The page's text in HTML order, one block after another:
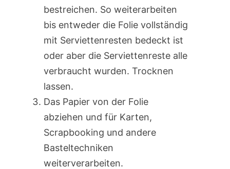
bestreichen. So weiterarbeiten
bis entweder die Folie vollständig
mit Serviettenresten bedeckt ist
oder aber die Serviettenreste alle
verbraucht wurden. Trocknen
lassen.
Das Papier von der Folie
abziehen und für Karten,
Scrapbooking und andere
Basteltechniken
weiterverarbeiten.